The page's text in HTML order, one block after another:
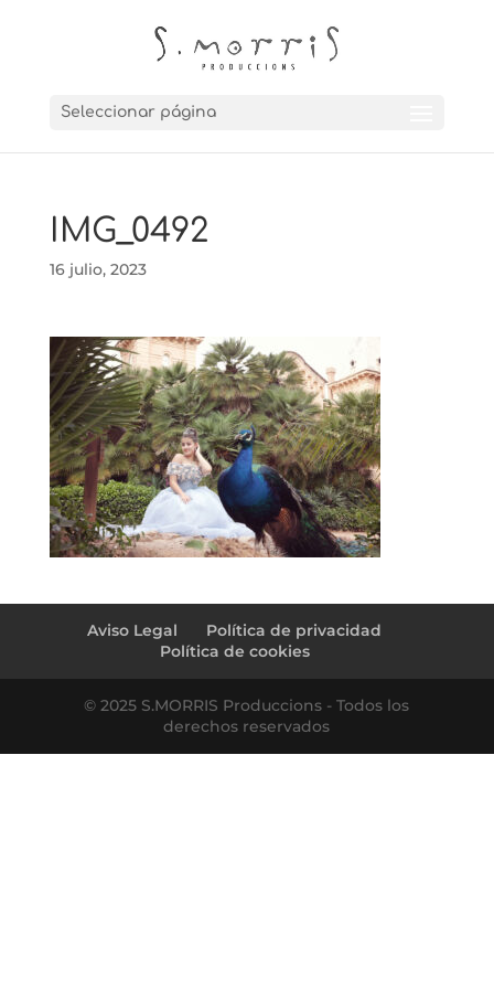
Seleccionar página
IMG_0492
16 julio, 2023
Aviso Legal
Política de privacidad
Política de cookies
© 2025 S.MORRIS Produccions - Todos los
derechos reservados